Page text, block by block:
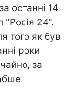
останні 14
"Росія 24".
того як був
роки
за